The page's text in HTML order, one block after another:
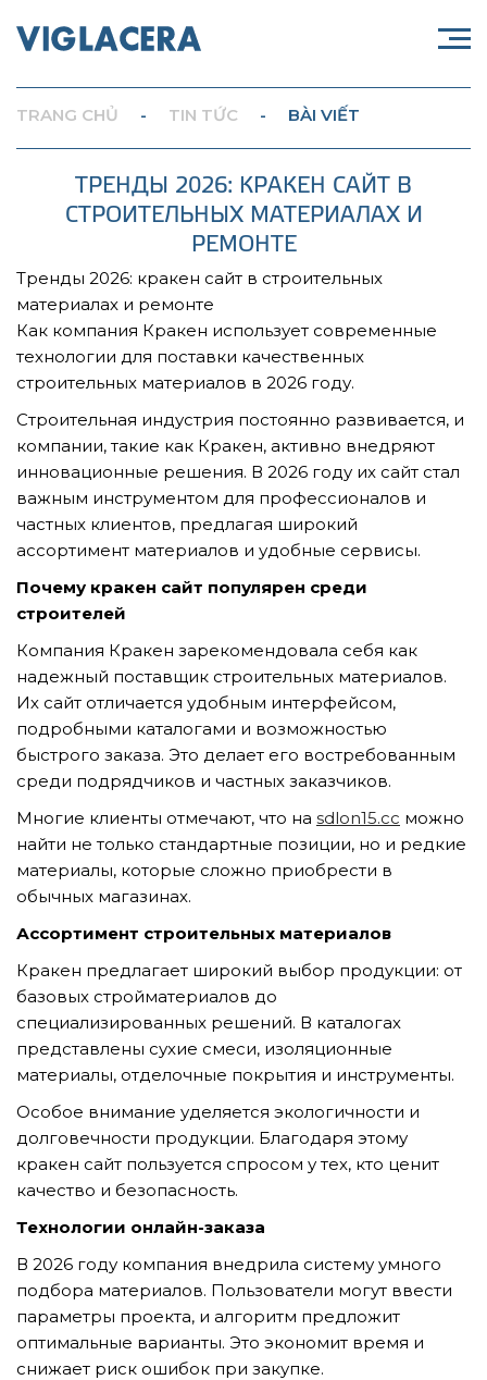
TƯ VẤN MIỄN PHÍ VỀ SẢN PHẨM
Nghề nghiệp...
Thành phố...
GỬI YÊU CẦU
TRANG CHỦ - TIN TỨC - BÀI VIẾT
ТРЕНДЫ 2026: КРАКЕН САЙТ В
СТРОИТЕЛЬНЫХ МАТЕРИАЛАХ И
РЕМОНТЕ
Тренды 2026: кракен сайт в строительных
материалах и ремонте
Как компания Кракен использует современные
технологии для поставки качественных
строительных материалов в 2026 году.
Строительная индустрия постоянно развивается, и
компании, такие как Кракен, активно внедряют
инновационные решения. В 2026 году их сайт стал
важным инструментом для профессионалов и
частных клиентов, предлагая широкий
ассортимент материалов и удобные сервисы.
Почему кракен сайт популярен среди
строителей
Компания Кракен зарекомендовала себя как
надежный поставщик строительных материалов.
Их сайт отличается удобным интерфейсом,
подробными каталогами и возможностью
быстрого заказа. Это делает его востребованным
среди подрядчиков и частных заказчиков.
Многие клиенты отмечают, что на sdlon15.cc можно
найти не только стандартные позиции, но и редкие
материалы, которые сложно приобрести в
обычных магазинах.
Ассортимент строительных материалов
Кракен предлагает широкий выбор продукции: от
базовых стройматериалов до
специализированных решений. В каталогах
представлены сухие смеси, изоляционные
материалы, отделочные покрытия и инструменты.
Особое внимание уделяется экологичности и
долговечности продукции. Благодаря этому
кракен сайт пользуется спросом у тех, кто ценит
качество и безопасность.
Технологии онлайн-заказа
В 2026 году компания внедрила систему умного
подбора материалов. Пользователи могут ввести
параметры проекта, и алгоритм предложит
оптимальные варианты. Это экономит время и
снижает риск ошибок при закупке.